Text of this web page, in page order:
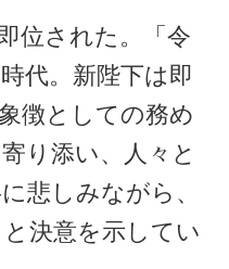
位された。「令
代。新陛下は即
徴としての務め
り添い、人々と
悲しみながら、
決意を示してい